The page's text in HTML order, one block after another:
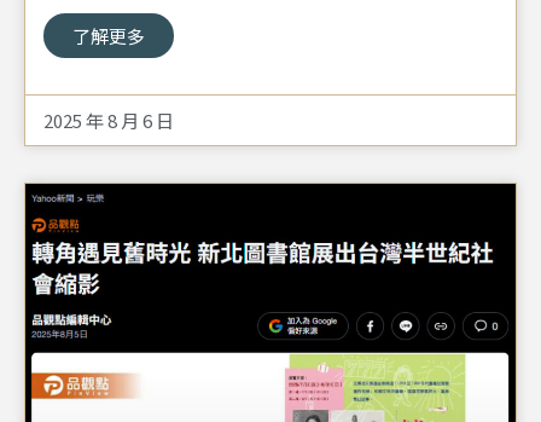
《轉角遇見舊時光》歷史文物展，以「1950至1980年代
臺灣社會變遷與發展」為主軸，將基金會收藏的萬件近代
活場景與社會變遷。
了解更多
2025 年 8 月 6 日